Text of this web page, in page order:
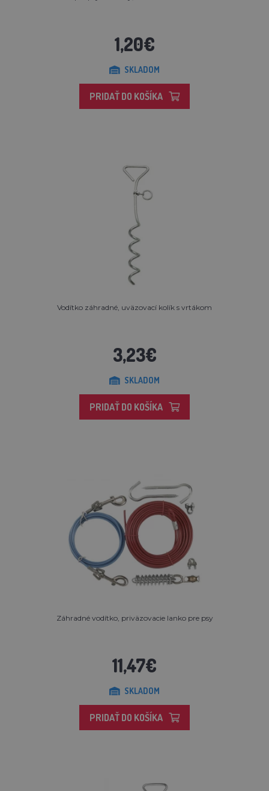
1,20€
SKLADOM
PRIDAŤ DO KOŠÍKA
Vodítko záhradné, uväzovací kolík s vrtákom
3,23€
SKLADOM
PRIDAŤ DO KOŠÍKA
Záhradné vodítko, priväzovacie lanko pre psy
11,47€
SKLADOM
PRIDAŤ DO KOŠÍKA